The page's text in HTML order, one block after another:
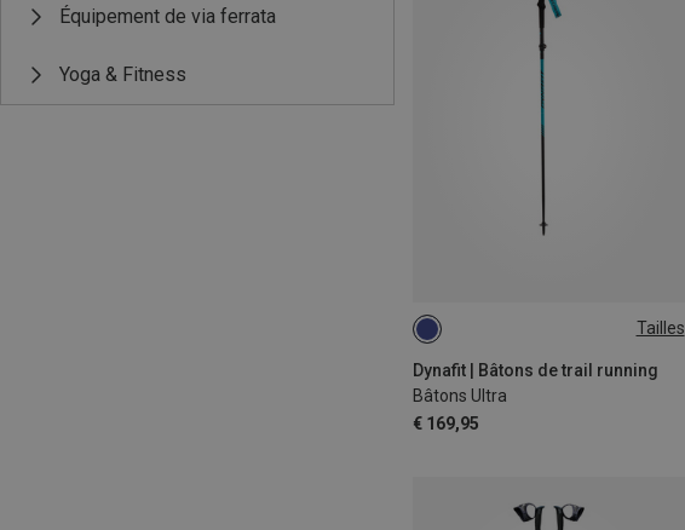
Équipement de via ferrata
Yoga & Fitness
Tailles
Dynafit | Bâtons de trail running
Bâtons Ultra
€ 169,95
115-135CM